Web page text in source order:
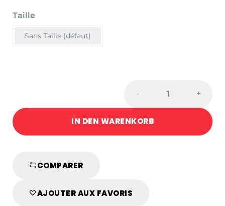
Taille
Sans Taille (défaut)
CM
GRÜN
quantity
- +
IN DEN WARENKORB
COMPARER
AJOUTER AUX FAVORIS